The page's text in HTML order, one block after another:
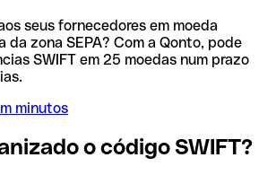
seus fornecedores em moeda
da zona SEPA? Com a Qonto, pode
SWIFT em 25 moedas num prazo
minutos
o código SWIFT?